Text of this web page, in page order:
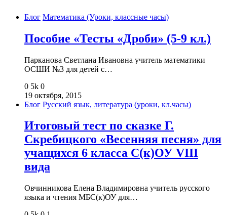
Блог Математика (Уроки, классные часы)
Пособие «Тесты «Дроби» (5-9 кл.)
Парканова Светлана Ивановна учитель математики
ОСШИ №3 для детей с…
0 5k 0
19 октября, 2015
Блог Русский язык, литература (уроки, кл.часы)
Итоговый тест по сказке Г.
Скребицкого «Весенняя песня» для
учащихся 6 класса С(к)ОУ VIII
вида
Овчинникова Елена Владимировна учитель русского
языка и чтения МБС(к)ОУ для…